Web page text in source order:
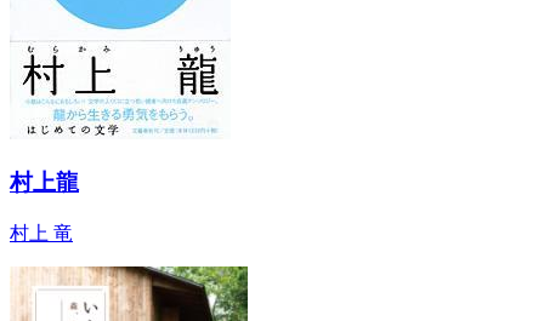
村上龍
村上 竜